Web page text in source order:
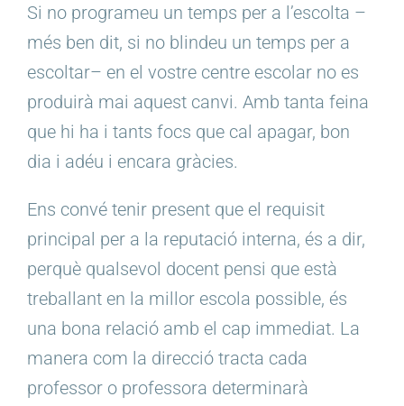
Si no programeu un temps per a l’escolta –
més ben dit, si no blindeu un temps per a
escoltar– en el vostre centre escolar no es
produirà mai aquest canvi. Amb tanta feina
que hi ha i tants focs que cal apagar, bon
dia i adéu i encara gràcies.
Ens convé tenir present que el requisit
principal per a la reputació interna, és a dir,
perquè qualsevol docent pensi que està
treballant en la millor escola possible, és
una bona relació amb el cap immediat. La
manera com la direcció tracta cada
professor o professora determinarà